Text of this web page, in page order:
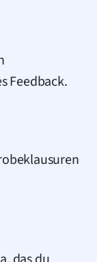
Feedback.